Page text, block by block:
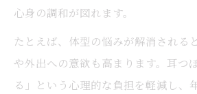
心身の調和が図れます。
たとえば、体型の悩みが解消される
や外出への意欲も高まります。耳つ
る」という心理的な負担を軽減し、